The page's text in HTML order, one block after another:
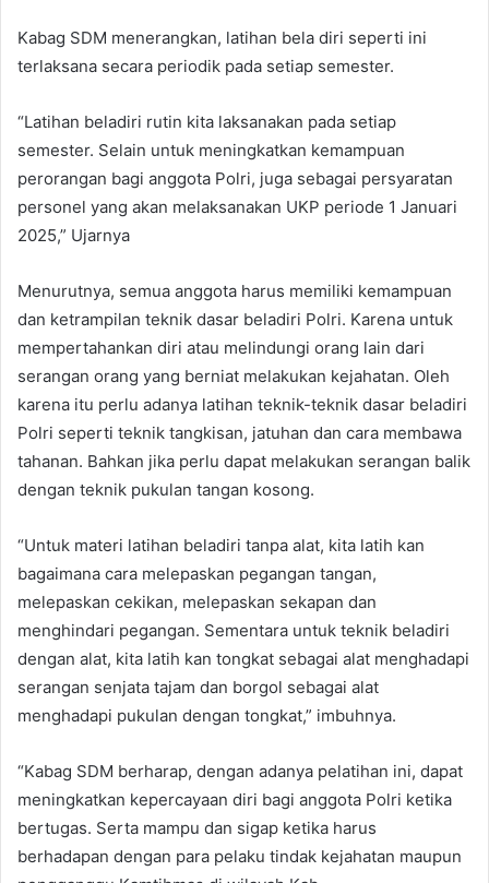
Kabag SDM menerangkan, latihan bela diri seperti ini
terlaksana secara periodik pada setiap semester.
“Latihan beladiri rutin kita laksanakan pada setiap
semester. Selain untuk meningkatkan kemampuan
perorangan bagi anggota Polri, juga sebagai persyaratan
personel yang akan melaksanakan UKP periode 1 Januari
2025,” Ujarnya
Menurutnya, semua anggota harus memiliki kemampuan
dan ketrampilan teknik dasar beladiri Polri. Karena untuk
mempertahankan diri atau melindungi orang lain dari
serangan orang yang berniat melakukan kejahatan. Oleh
karena itu perlu adanya latihan teknik-teknik dasar beladiri
Polri seperti teknik tangkisan, jatuhan dan cara membawa
tahanan. Bahkan jika perlu dapat melakukan serangan balik
dengan teknik pukulan tangan kosong.
“Untuk materi latihan beladiri tanpa alat, kita latih kan
bagaimana cara melepaskan pegangan tangan,
melepaskan cekikan, melepaskan sekapan dan
menghindari pegangan. Sementara untuk teknik beladiri
dengan alat, kita latih kan tongkat sebagai alat menghadapi
serangan senjata tajam dan borgol sebagai alat
menghadapi pukulan dengan tongkat,” imbuhnya.
“Kabag SDM berharap, dengan adanya pelatihan ini, dapat
meningkatkan kepercayaan diri bagi anggota Polri ketika
bertugas. Serta mampu dan sigap ketika harus
berhadapan dengan para pelaku tindak kejahatan maupun